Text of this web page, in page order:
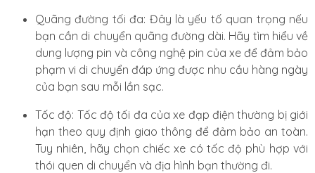
Quãng đường tối đa: Đây là yếu tố quan trọng nếu
bạn cần di chuyển quãng đường dài. Hãy tìm hiểu về
dung lượng pin và công nghệ pin của xe để đảm bảo
phạm vi di chuyển đáp ứng được nhu cầu hàng ngày
của bạn sau mỗi lần sạc.
Tốc độ: Tốc độ tối đa của xe đạp điện thường bị giới
hạn theo quy định giao thông để đảm bảo an toàn.
Tuy nhiên, hãy chọn chiếc xe có tốc độ phù hợp với
thói quen di chuyển và địa hình bạn thường đi.